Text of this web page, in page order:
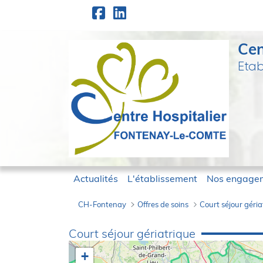
Saut au contenu principal
Actualités L'établissement Nos
CH-Fontenay Offres de soins Court séjour
Court séjour
Court séjour gériatrique
+
Panneau de gestion des cookies